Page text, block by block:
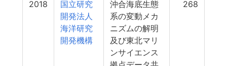
2018
国立研究
開発法人
海洋研究
開発機構
沖合海底生態
系の変動メカ
ニズムの解明
及び東北マリ
ンサイエンス
268